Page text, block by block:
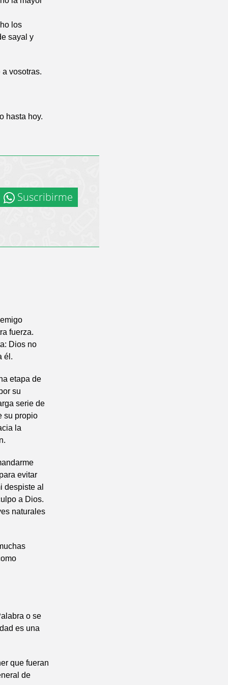
los
sayal y
vosotras.
hasta hoy.
Suscribirme
fuerza.
Dios no
él.
etapa de
su
serie de
su propio
la
evitar
despiste al
a Dios.
naturales
o se
es una
que fueran
de